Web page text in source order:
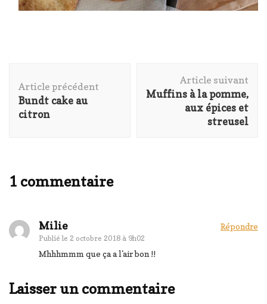
d'article
Article précédent
Bundt cake au
citron
Article suivant
Muffins à la pomme,
aux épices et
streusel
1 commentaire
Milie
Publié le 2 octobre 2018 à 9h02
Répondre
Mhhhmmm que ça a l'air bon !!
Laisser un commentaire